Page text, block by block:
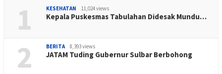
1 KESEHATAN 11,024 views
Kepala Puskesmas Tabulahan Didesak Mundu…
2 BERITA 8,393 views
JATAM Tuding Gubernur Sulbar Berbohong